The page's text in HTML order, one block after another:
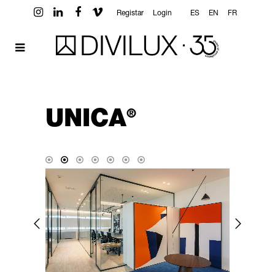
Registar Login ES EN FR
UNICA®